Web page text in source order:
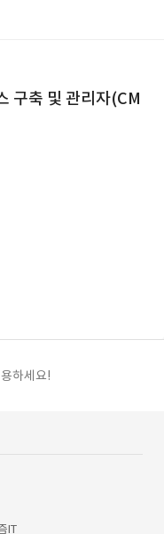
구축 및 관리자(CM
하세요!
IT